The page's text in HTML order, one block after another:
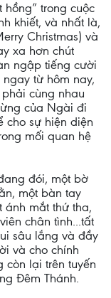
trong cuộc
khiết, và nhất là,
Christmas) và
xa hơn chút
ngập tiếng cười
từ hôm nay,
phải cùng nhau
của Ngài đi
cho sự hiện diện
mối quan hệ
đói, một bờ
một bàn tay
ánh mắt thứ tha,
chân tình...tất
sâu lắng và đầy
và cho chính
còn lại trên tuyến
Đêm Thánh.